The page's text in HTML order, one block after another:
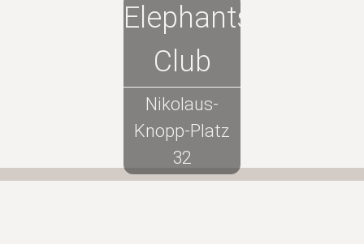
Elephants
Club
Nikolaus-
Knopp-Platz
32